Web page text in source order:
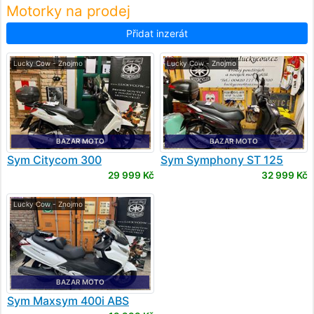
Motorky na prodej
Přidat inzerát
Lucky Cow - Znojmo
BAZAR MOTO
Sym Citycom 300
29 999 Kč
Lucky Cow - Znojmo
BAZAR MOTO
Sym Symphony ST 125
Peugeot Tweet 12532 999 Kč
Lucky Cow - Znojmo
BAZAR MOTO
Sym Maxsym 400i ABS